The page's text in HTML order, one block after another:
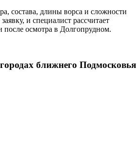
состава, длины ворса и сложности
и специалист рассчитает
после осмотра в Долгопрудном.
ближнего Подмосковья